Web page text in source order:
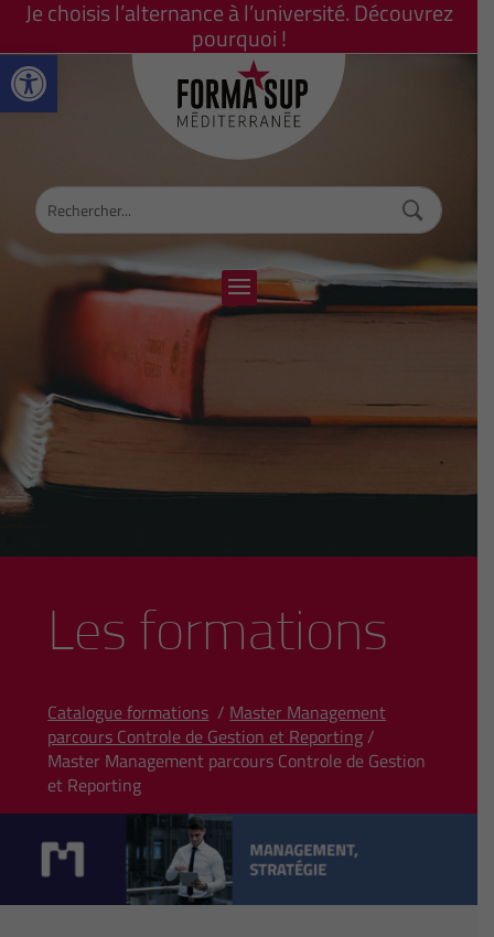
Ouvrir la barre d’outils
Je choisis l’alternance à l’université. Découvrez
pourquoi !
Les formations
Catalogue formations / Master Management
parcours Controle de Gestion et Reporting/
Master Management parcours Controle de Gestion
et Reporting